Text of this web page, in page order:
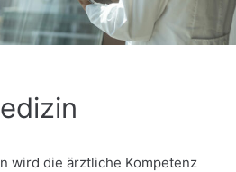
wird die ärztliche Kompetenz